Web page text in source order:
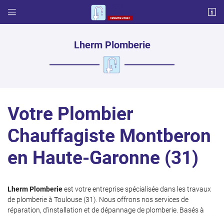
 
Adresse email de réception
Rafraîchir le captcha
Lherm Plomberie
Votre Plombier
Chauffagiste Montberon
en Haute-Garonne (31)
Lherm Plomberieest votre entreprise spécialisée dans les travaux
de plomberie à Toulouse (31). Nous offrons nos services de
réparation, d'installation et de dépannage de plomberie. Basés à